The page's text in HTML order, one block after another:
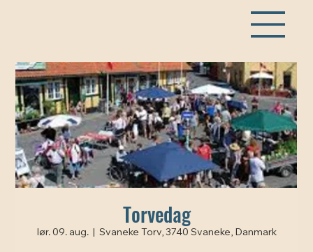
Torvedag
lør. 09. aug.
  |
Svaneke Torv, 3740 Svaneke, Danmark